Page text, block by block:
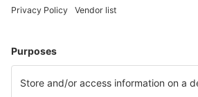
Cele mai căutate cazări de
Cazare în Kota Kinabalu
Cazare în Ipoh Cazare în Kuala Lumpur